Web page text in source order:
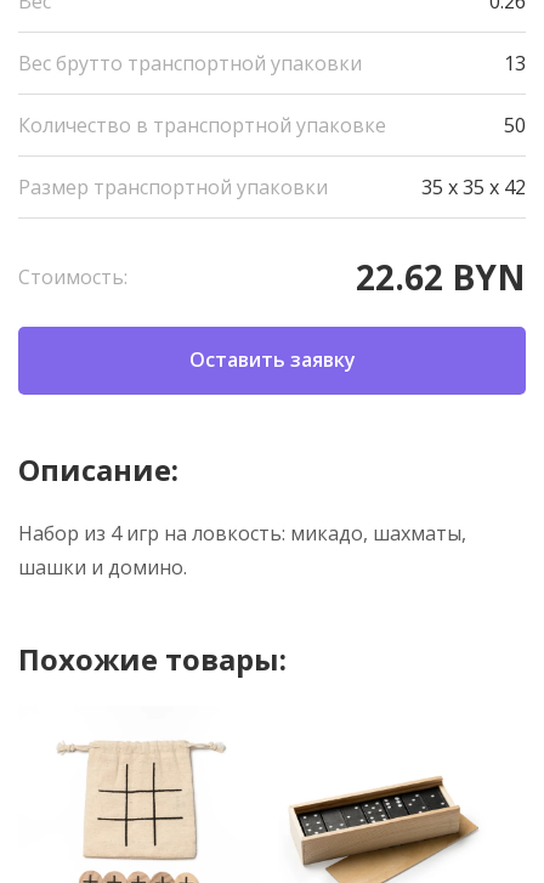
Вес брутто транспортной упаковки 13
Количество в транспортной упаковке 50
Размер транспортной упаковки 35 x 35 x 42
Стоимость: 22.62 BYN
Оставить заявку
Описание:
Набор из 4 игр на ловкость: микадо, шахматы,
шашки и домино.
Похожие товары: